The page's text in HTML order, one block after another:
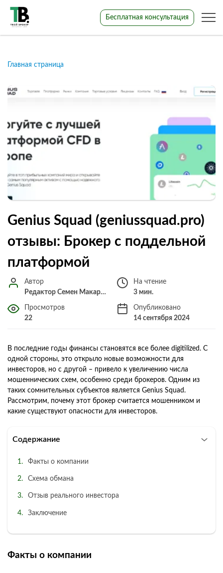
Бесплатная консультация
Главная страница
Genius Squad (geniussquad.pro)
отзывы: Брокер с поддельной
платформой
Автор
Редактор Семен Макарченко
На чтение
3 мин.
Просмотров
22
Опубликовано
14 сентября 2024
В последние годы финансы становятся все более digitilized. С
одной стороны, это открыло новые возможности для
инвесторов, но с другой – привело к увеличению числа
мошеннических схем, особенно среди брокеров. Одним из
таких сомнительных субъектов является Genius Squad.
Рассмотрим, почему этот брокер считается мошенником и
какие существуют опасности для инвесторов.
Содержание
Факты о компании
Схема обмана
Отзыв реального инвестора
Заключение
Факты о компании